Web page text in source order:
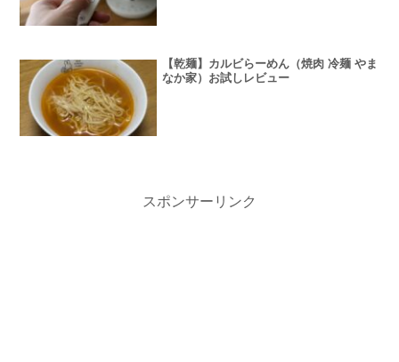
【乾麺】カルビらーめん（焼肉 冷麺 やま
なか家）お試しレビュー
スポンサーリンク